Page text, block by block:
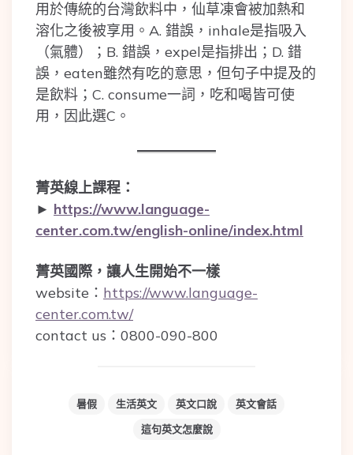
用於傳統的台灣飲料中，仙草凍會被加熱和
溶化之後被享用。A. 錯誤，inhale是指吸入
（氣體）；B. 錯誤，expel是指排出；D. 錯
誤，eaten雖然有吃的意思，但句子中提及的
是飲料；C. consume一詞，吃和喝皆可使
用，因此選C。
菁英線上課程：
► https://www.language-
center.com.tw/english-online/index.html
菁英國際，讓人生開始不一樣
website： https://www.language-
center.com.tw/
contact us：0800-090-800
暑假 生活英文 英文口說
英文會話
這句英文怎麼說